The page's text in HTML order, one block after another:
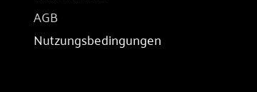
AGB
Nutzungsbedingungen